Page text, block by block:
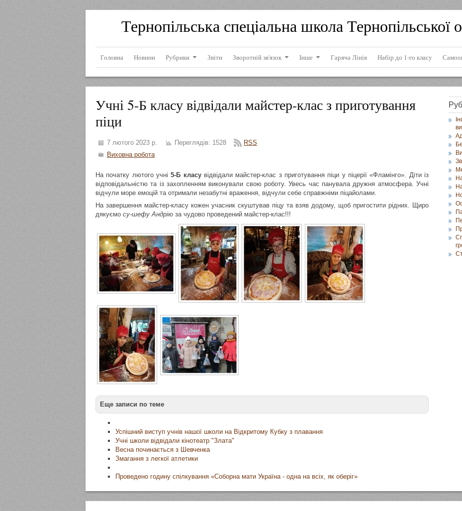
Тернопільська спеціальна школа Тернопільської
Головна Новини Рубрики Звіти Зворотній зв'язок Інше Гаряча Лінія Набір до 1-го класу
Учні 5-Б класу відвідали майстер-клас з приготування
піци
7 лютого 2023 р. Переглядів: 1528
RSS
Виховна робота
На початку лютого учні5-Б класувідвідали майстер-клас з приготування піци у піцерії «Фламінго». Діти із
відповідальністю та із захопленням виконували свою роботу. Увесь час панувала дружня атмосфера. Учні
відчули море емоцій та отримали незабутні враження, відчули себе справжніми піцайолами.
На завершення майстер-класу кожен учасник скуштував піцу та взяв додому, щоб пригостити рідних. Щиро
дякуємо су-шефу Андрію за чудово проведений майстер-клас!!!
Еще записи по теме
Успішний виступ учнів нашої школи на Відкритому Кубку з плавання
Учні школи відвідали кінотеатр "Злата"
Весна починається з Шевченка
Змагання з легкої атлетики
Проведено годину спілкування «Соборна мати Україна - одна на всіх, як оберіг»